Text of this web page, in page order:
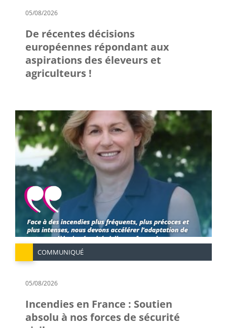
05/08/2026
De récentes décisions
européennes répondant aux
aspirations des éleveurs et
agriculteurs !
COMMUNIQUÉ
05/08/2026
Incendies en France : Soutien
absolu à nos forces de sécurité